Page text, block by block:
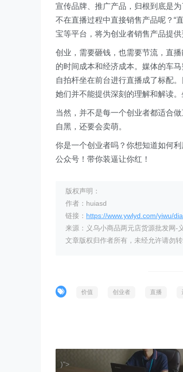
宣传品牌、推广产品，归根到底是
不在直播过程中直接销售产品呢？“
宝等平台，将为创业者销售产品提供
创业，需要砸钱，也需要节流，直
的时间成本和经济成本。媒体的车
自拍杆坐在前台进行直播成了标配
她们并不能提供深刻的理解和解读
当然，并不是每一个创业者都适合
自黑，还要会卖萌。
你是一个创业者吗？你想知道如何
公众号！带你装逼让你红！
版权声明：
作者：huiasd
链接： https://www.ywlyd.com/yiwu/
来源：义乌小商品两元店货源批发网-
文章版权归作者所有，未经允许请勿转
价值 创业者 直播
)">